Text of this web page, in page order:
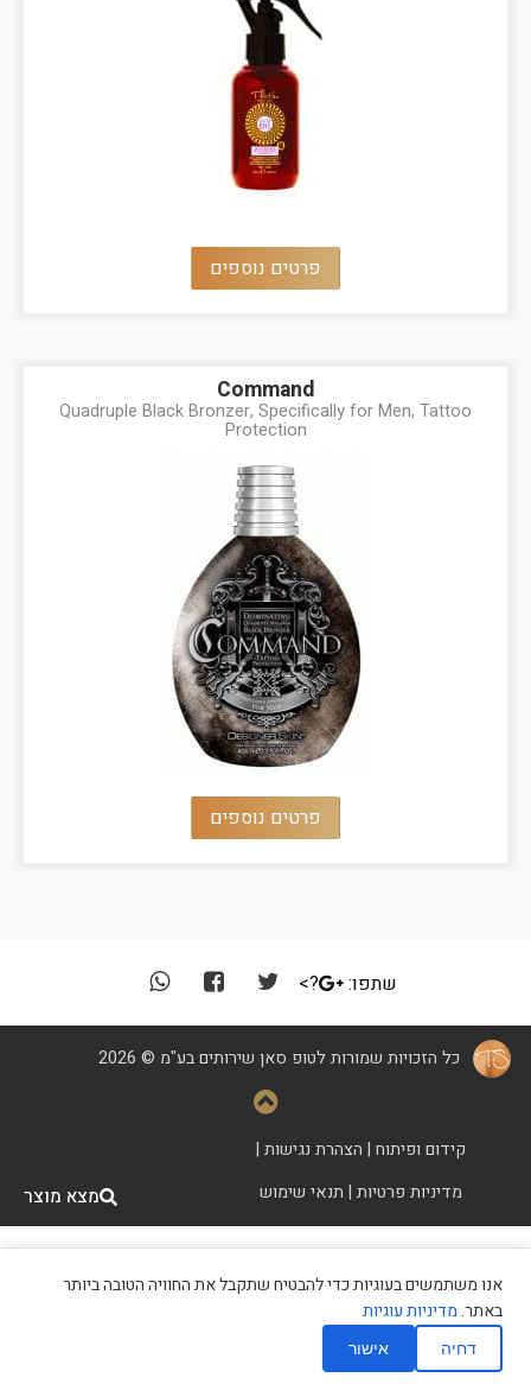
פרטים נוספים
Command
Quadruple Black Bronzer, Specifically for Men, Tattoo
Protection
פרטים נוספים
שתפו: ?>
כל הזכויות שמורות לטופ סאן שירותים בע"מ © 2026
קידום ופיתוח| הצהרת נגישות|
מדיניות פרטיות| תנאי שימוש
השאירו פרטים
מצא מוצר
אנו משתמשים בעוגיות כדי להבטיח שתקבל את החוויה הטובה ביותר
באתר.מדיניות עוגיות
דחיה אישור